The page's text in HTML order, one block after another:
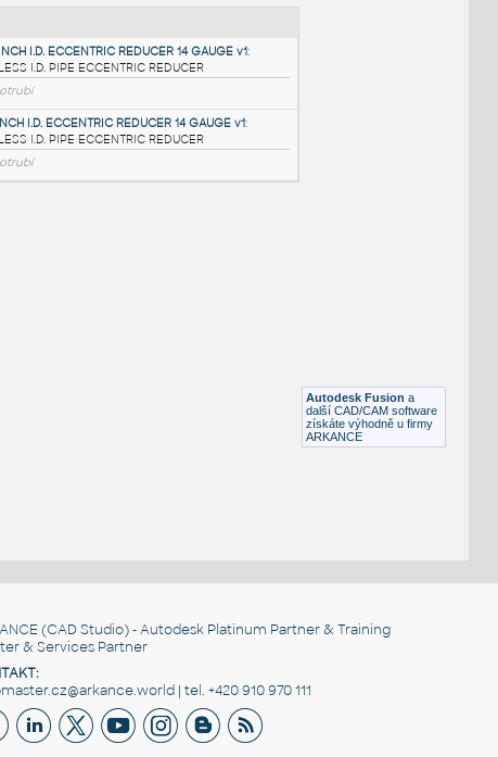
Autodesk Fusion a
další CAD/CAM software
získáte výhodně u firmy
ARKANCE
(CAD Studio) - Autodesk Platinum Partner & Training
& Services Partner
| tel. +420 910 970 111